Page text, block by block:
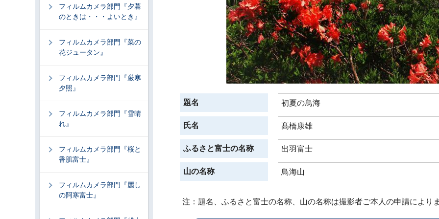
題名 初夏の鳥海
氏名 髙橋康雄
ふるさと富士の名称 出羽富士
山の名称 鳥海山
注：題名、ふるさと富士の名称、山の名称は撮影者ご本人の申請により
フィルムカメラ部門『夕暮
のときは・・・よいとき』
フィルムカメラ部門『菜の
花ジュータン』
フィルムカメラ部門『厳寒
夕照』
フィルムカメラ部門『雪晴
れ』
フィルムカメラ部門『桜と
香肌富士』
フィルムカメラ部門『麗し
の阿寒富士』